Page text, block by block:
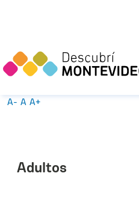
A- A A+
Adultos